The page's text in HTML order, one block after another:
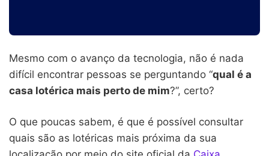
Mesmo com o avanço da tecnologia, não é nada
difícil encontrar pessoas se perguntando “qual é a
casa lotérica mais perto de mim?”, certo?
O que poucas sabem, é que é possível consultar
quais são as lotéricas mais próxima da sua